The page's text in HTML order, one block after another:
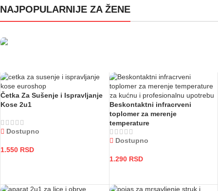
NAJPOPULARNIJE ZA ŽENE
Tvoj omiljeni izbor, sada sa
popustom
Četka Za Sušenje i Ispravljanje
Kose 2u1
Dostupno
1.550 RSD
Beskontaktni infracrveni
toplomer za merenje
temperature
Dostupno
1.290 RSD